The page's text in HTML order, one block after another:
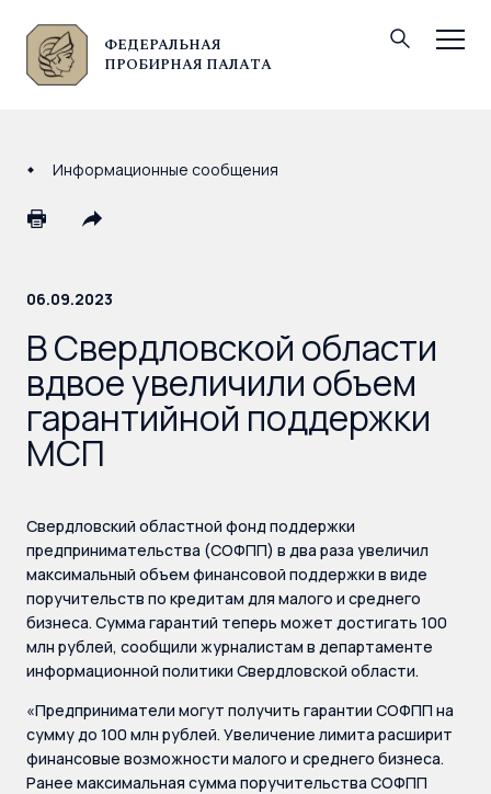
ФЕДЕРАЛЬНАЯ
ПРОБИРНАЯ ПАЛАТА
© Федеральная пробирная палата, 2026
Информационные сообщения
06.09.2023
В Свердловской области
вдвое увеличили объем
гарантийной поддержки
МСП
Свердловский областной фонд поддержки
предпринимательства (СОФПП) в два раза увеличил
максимальный объем финансовой поддержки в виде
поручительств по кредитам для малого и среднего
бизнеса. Сумма гарантий теперь может достигать 100
млн рублей, сообщили журналистам в департаменте
информационной политики Свердловской области.
«Предприниматели могут получить гарантии СОФПП на
сумму до 100 млн рублей. Увеличение лимита расширит
финансовые возможности малого и среднего бизнеса.
Ранее максимальная сумма поручительства СОФПП